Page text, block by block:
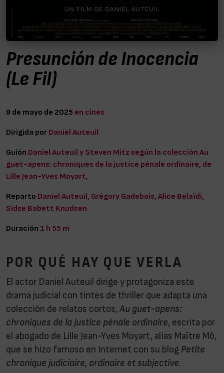
Presunción de Inocencia
(Le Fil)
9 de mayo de 2025 en cines
Dirigida por Daniel Auteuil
Guión Daniel Auteuil y Steven Mitz según la colección Au
guet-apens: chroniques de la justice pénale ordinaire, de
Lille Jean-Yves Moyart,
Reparto Daniel Auteuil, Grégory Gadebois, Alice Belaïdi,
Sidse Babett Knudsen
Duración 1 h 55 m
POR QUÉ HAY QUE VERLA
El actor Daniel Auteuil dirige y protagoniza este
drama judicial con tintes de thriller que adapta una
colección de relatos cortos, Au guet-apens:
chroniques de la justice pénale ordinaire, escrita por
el abogado de Lille Jean-Yves Moyart, alias Maître Mô,
que se hizo famoso en Internet con su blog Petite
chronique judiciaire, ordinaire et subjective.